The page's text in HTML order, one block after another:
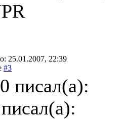
25.01.2007, 22:39
#3
писал(a):